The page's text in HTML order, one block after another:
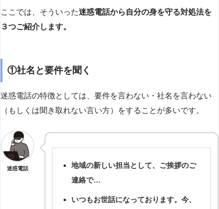
ここでは、そういった迷惑電話から自分の身を守る対処法を
３つご紹介します。
①社名と要件を聞く
迷惑電話の特徴としては、要件を言わない・社名を言わない
（もしくは聞き取れない言い方）をすることが多いです。
迷惑電話
地域の新しい担当として、ご挨拶のご
連絡で…
いつもお世話になっております。今、